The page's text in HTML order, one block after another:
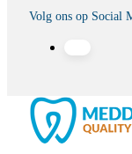
Volg ons op Social